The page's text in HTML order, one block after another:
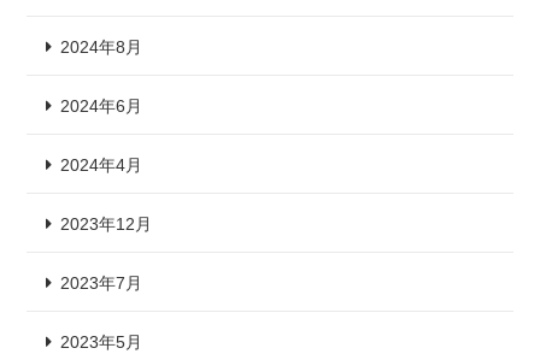
2024年8月
2024年6月
2024年4月
2023年12月
2023年7月
2023年5月